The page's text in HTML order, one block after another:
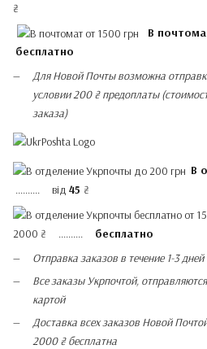
₴
В
бесплатно
Для Новой Почты возможна
условии 200 ₴ предоплаты
заказа)
В
.......... від 45 ₴
2000 ₴ .......... бесплатно
Отправка заказов в течение 1-3 дней
Все заказы Укрпочтой,
картой
Доставка всех заказов Новой
2000 ₴ бесплатна